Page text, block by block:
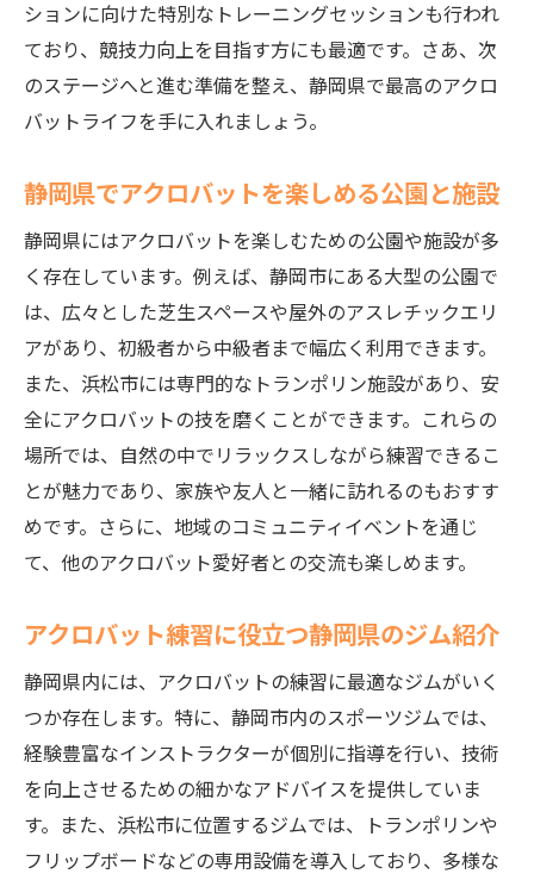
ションに向けた特別なトレーニングセッションも行われ
ており、競技力向上を目指す方にも最適です。さあ、次
のステージへと進む準備を整え、静岡県で最高のアクロ
バットライフを手に入れましょう。
静岡県でアクロバットを楽しめる公園と施設
静岡県にはアクロバットを楽しむための公園や施設が多
く存在しています。例えば、静岡市にある大型の公園で
は、広々とした芝生スペースや屋外のアスレチックエリ
アがあり、初級者から中級者まで幅広く利用できます。
また、浜松市には専門的なトランポリン施設があり、安
全にアクロバットの技を磨くことができます。これらの
場所では、自然の中でリラックスしながら練習できるこ
とが魅力であり、家族や友人と一緒に訪れるのもおすす
めです。さらに、地域のコミュニティイベントを通じ
て、他のアクロバット愛好者との交流も楽しめます。
アクロバット練習に役立つ静岡県のジム紹介
静岡県内には、アクロバットの練習に最適なジムがいく
つか存在します。特に、静岡市内のスポーツジムでは、
経験豊富なインストラクターが個別に指導を行い、技術
を向上させるための細かなアドバイスを提供していま
す。また、浜松市に位置するジムでは、トランポリンや
フリップボードなどの専用設備を導入しており、多様な